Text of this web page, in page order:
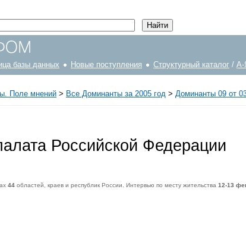
базы данных Новые поступления Структурный каталог / А-
Поле мнений > Все Доминанты за 2005 год > Доминанты 09 от
Российской Федерации
44 областей, краев и республик России. Интервью по месту жительства 12-13